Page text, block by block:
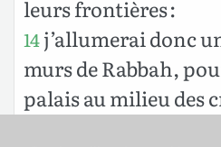
leurs frontières :
14j’allumerai donc
murs de Rabbah,
palais au milieu des